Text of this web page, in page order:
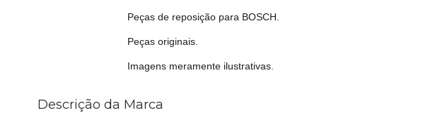
Peças de reposição para BOSCH.
Peças originais.
Imagens meramente ilustrativas.
Descrição da Marca